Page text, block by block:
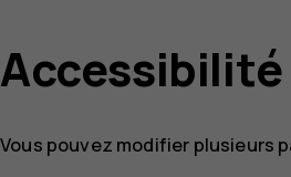
Accessibilité
Vous pouvez modifier plusieurs